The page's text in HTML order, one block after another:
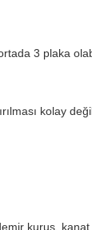
3 plaka
kolay
kuruş, kanat